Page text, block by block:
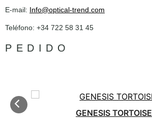
E-mail: Info@optical-trend.com
Teléfono: +34 722 58 31 45
PEDIDO
GENESIS TORTOISE